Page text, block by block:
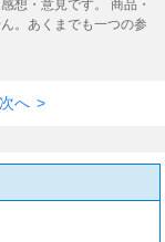
想・意見です。 商品・
。あくまでも一つの参
次へ >